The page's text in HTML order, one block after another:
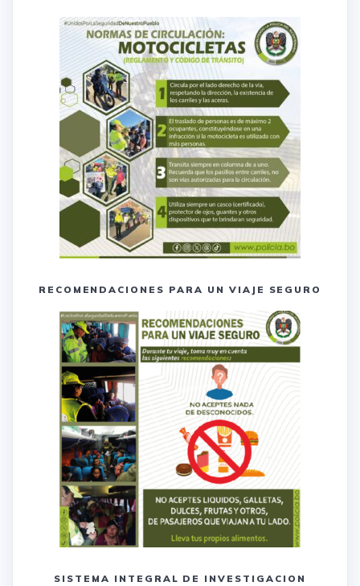
RECOMENDACIONES PARA UN VIAJE SEGURO
SISTEMA INTEGRAL DE INVESTIGACION